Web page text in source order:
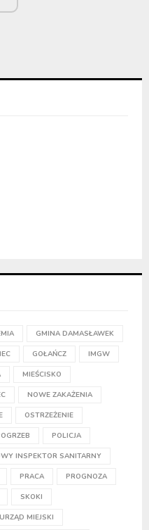
GMINA DAMASŁAWEK
GOŁAŃCZ IMGW
MIEŚCISKO
NOWE ZAKAŻENIA
OSTRZEŻENIE
POLICJA
INSPEKTOR SANITARNY
PRACA PROGNOZA
SKOKI
URZĄD MIEJSKI